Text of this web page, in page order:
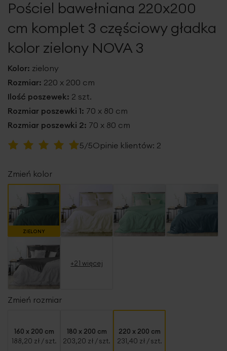
galeriiPościel bawełniana 220x200
cm komplet 3 częściowy gładka
kolor zielony NOVA 3
Kolor: zielony
Rozmiar: 220 x 200 cm
Ilość poszewek: 2 szt.
Rozmiar poszewki 1: 70 x 80 cm
Rozmiar poszewki 2: 70 x 80 cm
Ocena:
5/5Opinie klientów: 2
Zmień kolor
ZIELONY
+21 więcej
Zmień rozmiar
160 x 200 cm
188,20 zł / szt.
180 x 200 cm
203,20 zł / szt.
220 x 200 cm
231,40 zł / szt.